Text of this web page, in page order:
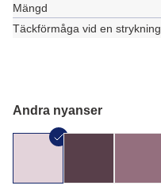
Mängd
Täckförmåga vid en strykning
Andra nyanser